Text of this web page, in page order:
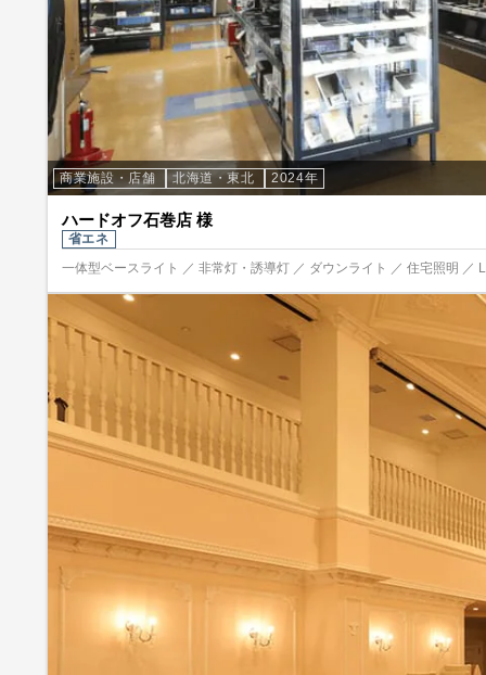
商業施設・店舗 北海道・東北 2024年
ハードオフ石巻店 様
省エネ
一体型ベースライト ／ 非常灯・誘導灯 ／ ダウンライト ／ 住宅照明 ／